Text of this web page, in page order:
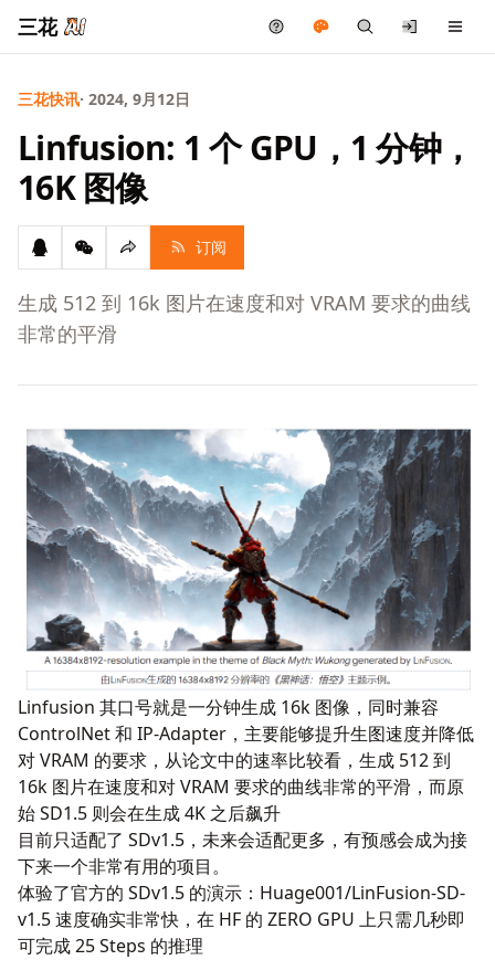
三花
三花快讯· 2024, 9月12日
Linfusion: 1 个 GPU，1 分钟，
16K 图像
订阅
生成 512 到 16k 图片在速度和对 VRAM 要求的曲线
非常的平滑
Linfusion 其口号就是一分钟生成 16k 图像，同时兼容
ControlNet 和 IP-Adapter，主要能够提升生图速度并降低
对 VRAM 的要求，从论文中的速率比较看，生成 512 到
16k 图片在速度和对 VRAM 要求的曲线非常的平滑，而原
始 SD1.5 则会在生成 4K 之后飙升
目前只适配了 SDv1.5，未来会适配更多，有预感会成为接
下来一个非常有用的项目。
体验了官方的 SDv1.5 的演示： Huage001/LinFusion-SD-
v1.5速度确实非常快，在 HF 的 ZERO GPU 上只需几秒即
可完成 25 Steps 的推理